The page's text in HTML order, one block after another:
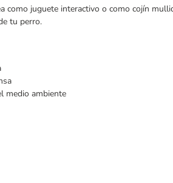
como juguete interactivo o como cojín
tu perro.
medio ambiente